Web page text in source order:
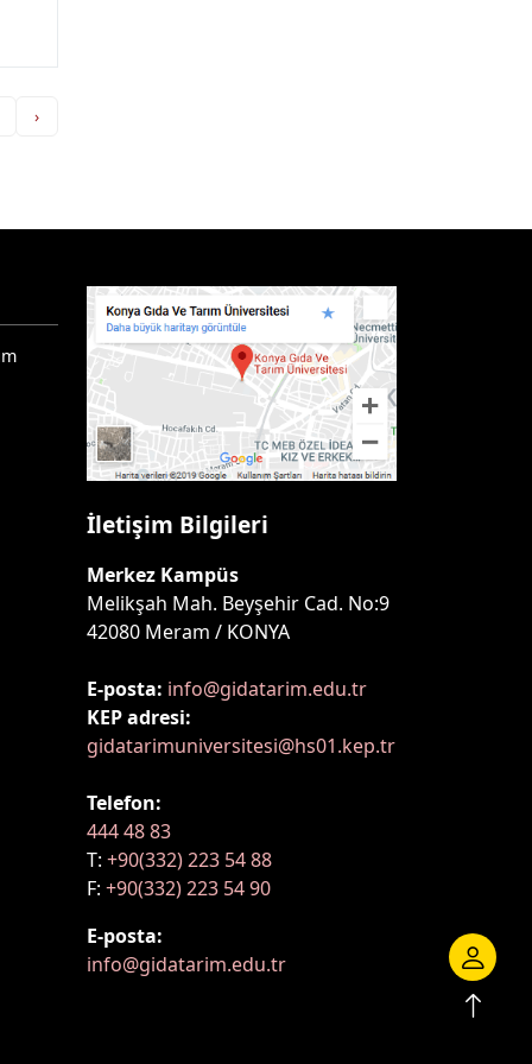
›
İletişim Bilgileri
Merkez Kampüs
Melikşah Mah. Beyşehir Cad. No:9
42080 Meram / KONYA
E-posta: info@gidatarim.edu.tr
KEP adresi:
gidatarimuniversitesi@hs01.kep.tr
Telefon:
444 48 83
T: +90(332) 223 54 88
F: +90(332) 223 54 90
E-posta:
info@gidatarim.edu.tr